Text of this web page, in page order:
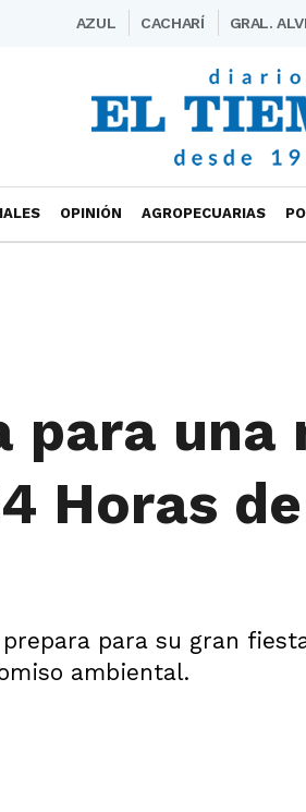
AZUL CACHARÍ GRAL.
OPINIÓN AGROPECUARIAS
para una
Horas
para su gran
ambiental.